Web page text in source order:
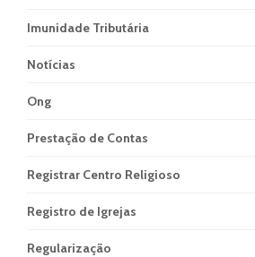
Imunidade Tributária
Notícias
Ong
Prestação de Contas
Registrar Centro Religioso
Registro de Igrejas
Regularização